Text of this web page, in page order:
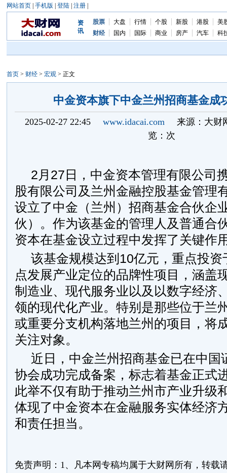
网站首页| 手机版 登陆| 注册|
资
讯
股票 大盘 行情 个股 新股 港股
美
财经
国内 国际 商业 房产 汽车 科
首页> 财经> 宏观> 正文
中金资本旗下中金兰州招商基金成
2025-02-27 22:45 www.idacai.com
来源：大财
览： 次
2月27日，中金资本管理有限公司
股有限公司及兰州金融控股基金管理
设立了中金（兰州）招商基金合伙企
伙）。作为该基金的管理人及普通合
资本在基金设立过程中发挥了关键作
该基金规模达到10亿元，重点投资
点发展产业定位的品牌性项目，涵盖
制造业、现代服务业以及以数字经济
领的现代化产业。特别是那些位于兰
或重要分支机构落地兰州的项目，将
关注对象。
近日，中金兰州招商基金已在中国
协会成功完成备案，标志着基金正式
此举不仅有助于推动兰州市产业升级
体现了中金资本在金融服务实体经济
和责任担当。
免责声明：1、凡本网专稿均属于大财网所有，转载